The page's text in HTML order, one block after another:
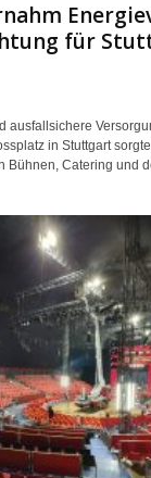
für
ausfallsichere
in Stuttgart
Bühnen, Catering und